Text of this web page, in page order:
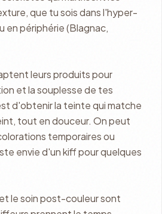
que tu sois dans l'hyper-
en périphérie (Blagnac,
leurs produits pour
et la souplesse de tes
d'obtenir la teinte qui matche
tout en douceur. On peut
temporaires ou
envie d'un kiff pour quelques
le soin post-couleur sont